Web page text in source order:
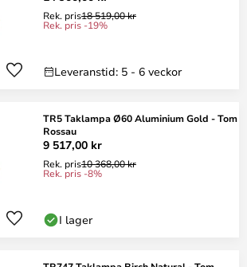
Rek. pris18 519,00 kr
Rek. pris -19%
Leveranstid: 5 - 6 veckor
TR5 Taklampa Ø60 Aluminium Gold - Tom
Rossau
9 517,00 kr
Rek. pris10 368,00 kr
Rek. pris -8%
I lager